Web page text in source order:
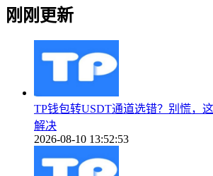
刚刚更新
TP钱包转USDT通道选错？别慌，
解决
2026-08-10 13:52:53